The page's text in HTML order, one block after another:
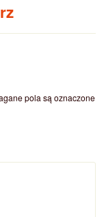
pola są oznaczone